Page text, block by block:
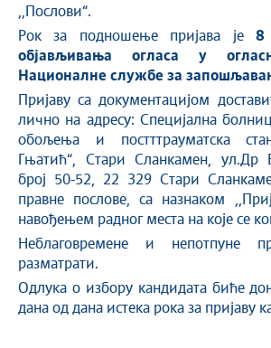
,,Послови“.
Рок за подношење пријава је 8
објављивања огласа у
Националне службе за
Пријаву са документацијом
лично на адресу: Специјална
обољења и постттрауматска
Гњатић“, Стари Сланкамен, ул.Др
број 50-52, 22 329 Стари
правне послове, са назнаком
навођењем радног места на које се
Неблаговремене и непотпуне
разматрати.
Одлука о избору кандидата биће
дана од дана истека рока за пријаву